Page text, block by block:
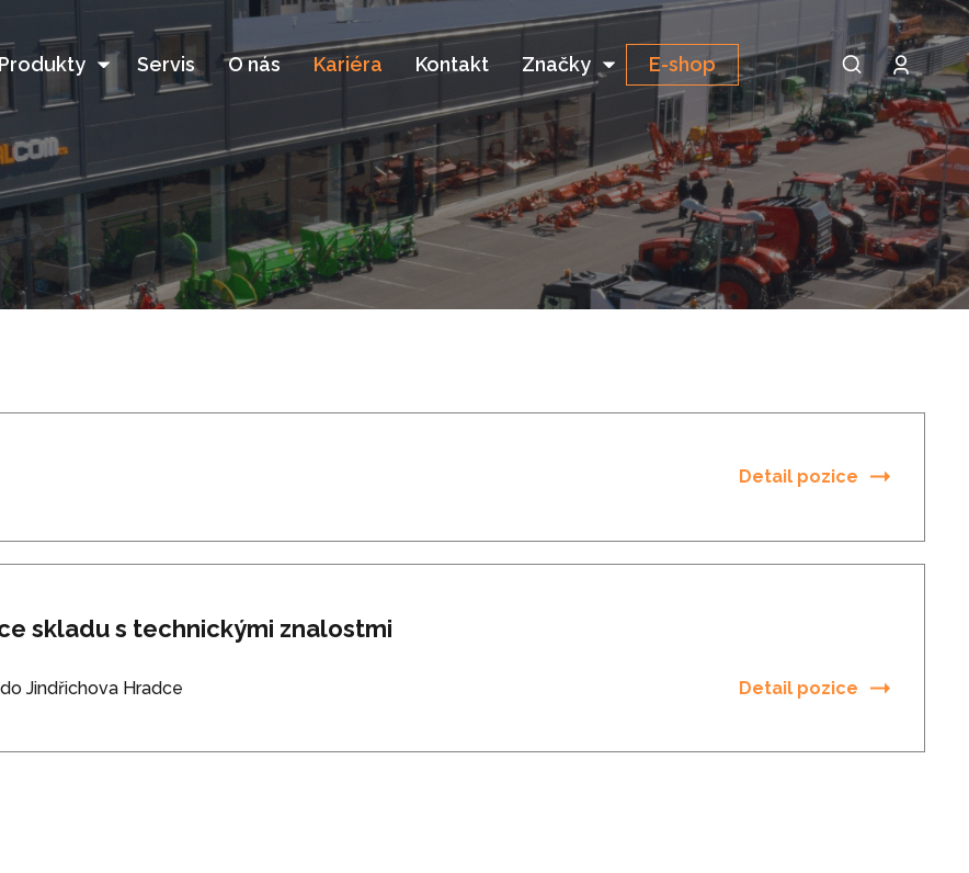
Produkty Servis O nás Kariéra Kontakt Značky E-shop
Detail pozice
skladu s technickými znalostmi
Jindřichova Hradce Detail pozice